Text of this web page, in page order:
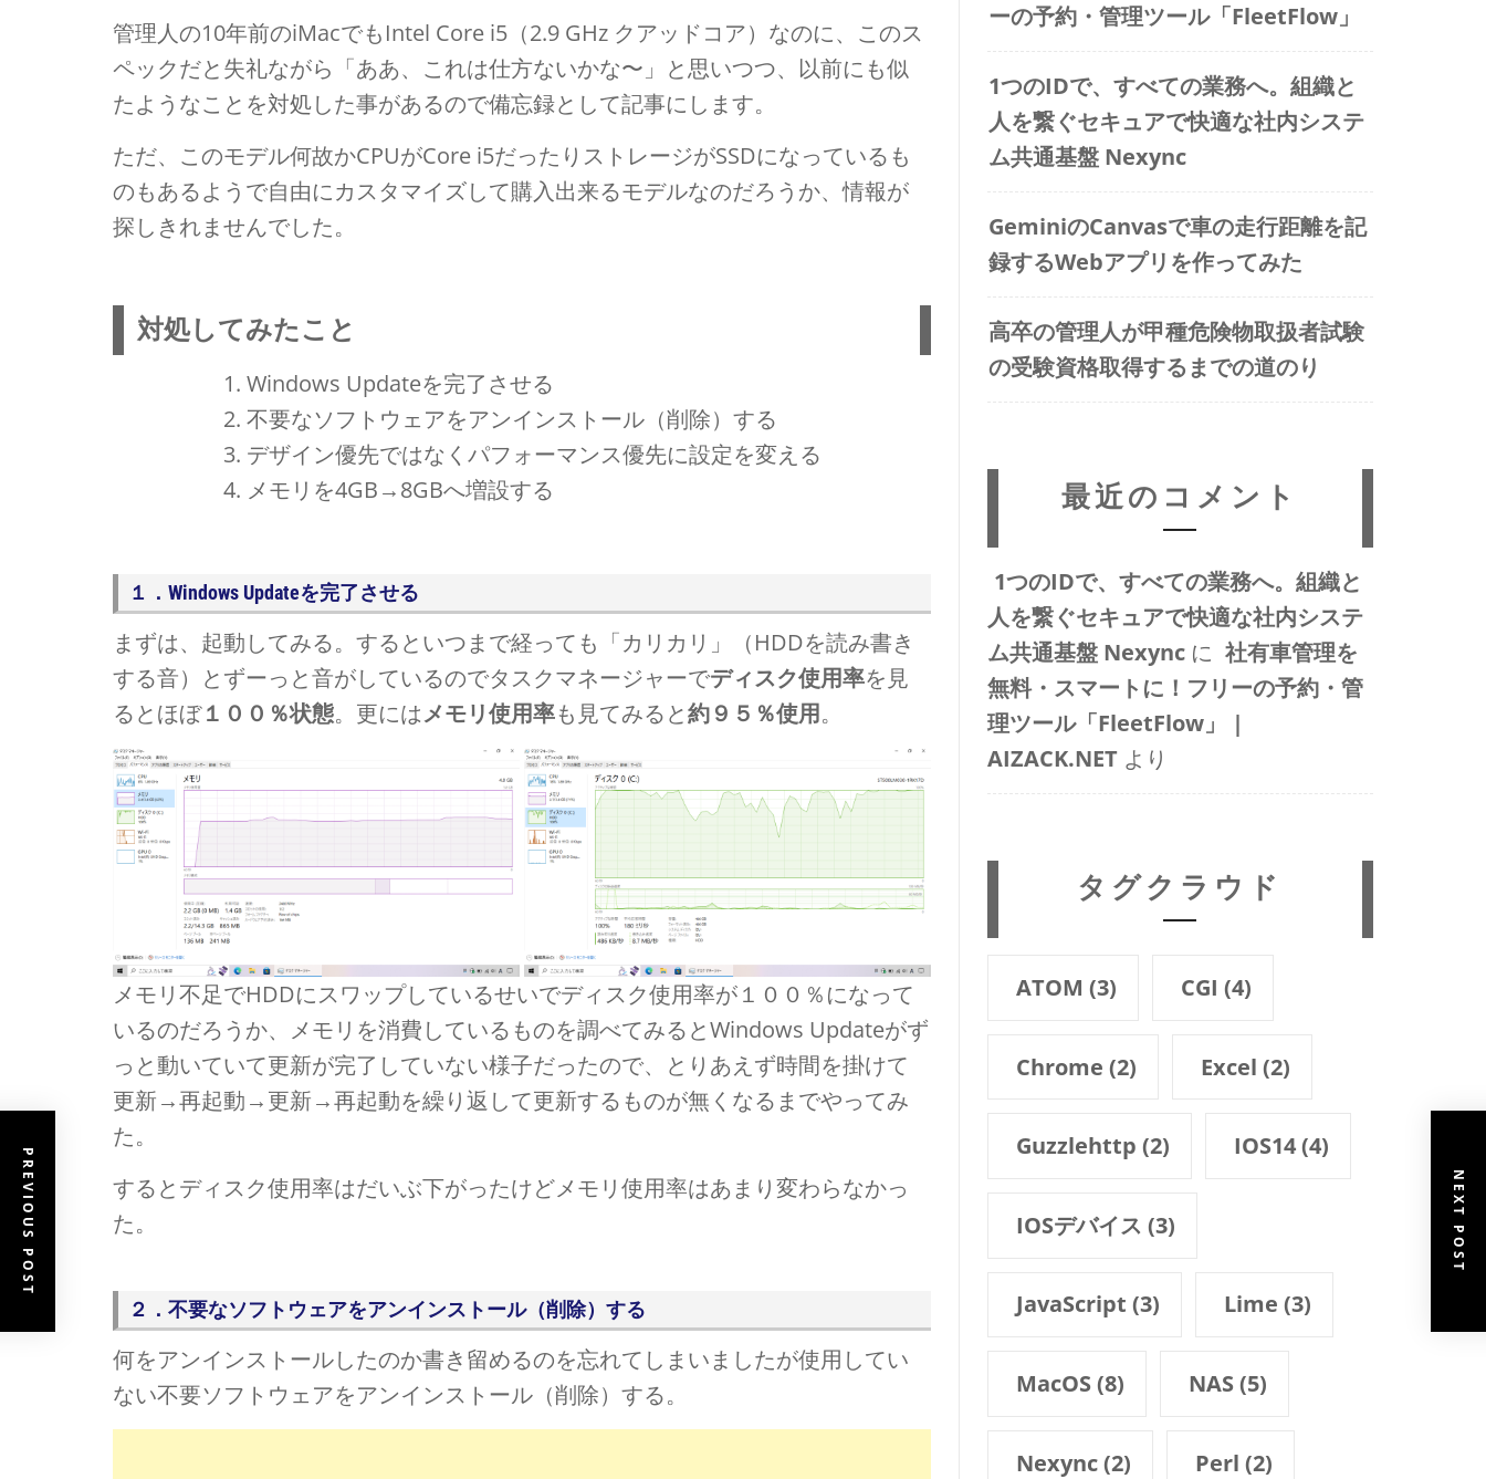
管理人の10年前のiMacでもIntel Core i5（2.9 GHz クアッドコア）なのに、このス
ペックだと失礼ながら「ああ、これは仕方ないかな〜」と思いつつ、以前にも似
たようなことを対処した事があるので備忘録として記事にします。
ただ、このモデル何故かCPUがCore i5だったりストレージがSSDになっているも
のもあるようで自由にカスタマイズして購入出来るモデルなのだろうか、情報が
探しきれませんでした。
対処してみたこと
Windows Updateを完了させる
不要なソフトウェアをアンインストール（削除）する
デザイン優先ではなくパフォーマンス優先に設定を変える
メモリを4GB→8GBへ増設する
１．Windows Updateを完了させる
まずは、起動してみる。するといつまで経っても「カリカリ」（HDDを読み書き
する音）とずーっと音がしているのでタスクマネージャーでディスク使用率を見
るとほぼ１００％状態。更にはメモリ使用率も見てみると約９５％使用。
メモリ不足でHDDにスワップしているせいでディスク使用率が１００％になって
いるのだろうか、メモリを消費しているものを調べてみるとWindows Updateがず
っと動いていて更新が完了していない様子だったので、とりあえず時間を掛けて
更新→再起動→更新→再起動を繰り返して更新するものが無くなるまでやってみ
た。
するとディスク使用率はだいぶ下がったけどメモリ使用率はあまり変わらなかっ
た。
２．不要なソフトウェアをアンインストール（削除）する
何をアンインストールしたのか書き留めるのを忘れてしまいましたが使用してい
ない不要ソフトウェアをアンインストール（削除）する。
PREVIOUS POST NEXT POST
ーの予約・管理ツール「FleetFlow」
1つのIDで、すべての業務へ。組織と
人を繋ぐセキュアで快適な社内システ
ム共通基盤 Nexync
GeminiのCanvasで車の走行距離を記
録するWebアプリを作ってみた
高卒の管理人が甲種危険物取扱者試験
の受験資格取得するまでの道のり
最近のコメント
1つのIDで、すべての業務へ。組織と
人を繋ぐセキュアで快適な社内システ
ム共通基盤 Nexyncに 社有車管理を
無料・スマートに！フリーの予約・管
理ツール「FleetFlow」 |
AIZACK.NETより
タグクラウド
ATOM (3) CGI (4)
Chrome (2) Excel (2)
Guzzlehttp (2) IOS14(4)
IOSデバイス (3)
JavaScript (3) Lime (3)
MacOS(8) NAS(5)
Nexync(2) Perl (2)